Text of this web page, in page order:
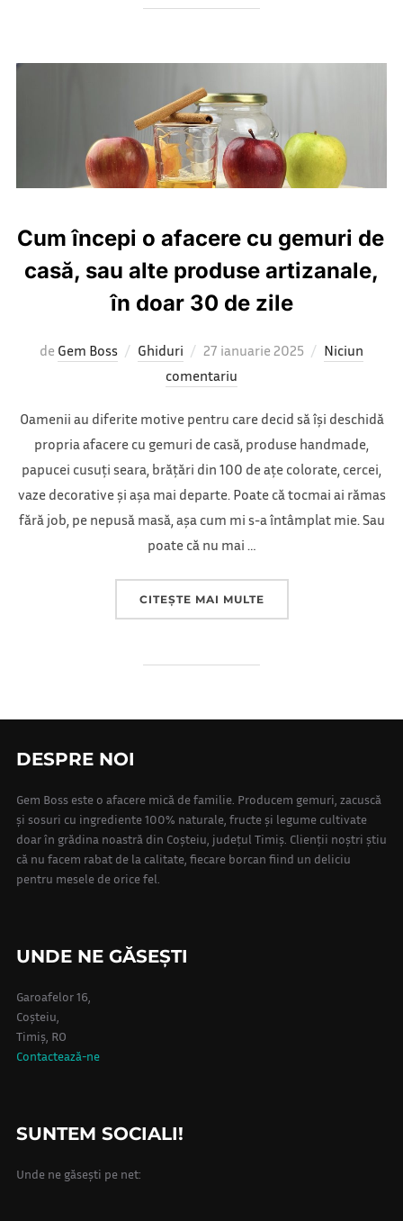
Cum începi o afacere cu gemuri de
casă, sau alte produse artizanale,
în doar 30 de zile
de Gem Boss Ghiduri
Publicat
pe
27 ianuarie 2025
Niciun
comentariu
Oamenii au diferite motive pentru care decid să își deschidă
propria afacere cu gemuri de casă, produse handmade,
papucei cusuți seara, brățări din 100 de ațe colorate, cercei,
vaze decorative și așa mai departe. Poate că tocmai ai rămas
fără job, pe nepusă masă, așa cum mi s-a întâmplat mie. Sau
poate că nu mai …
CITEȘTE MAI MULTE„CUM ÎNCEPI O
DESPRE NOI
Gem Boss este o afacere mică de familie. Producem gemuri, zacuscă
și sosuri cu ingrediente 100% naturale, fructe și legume cultivate
doar în grădina noastră din Coșteiu, județul Timiș. Clienții noștri știu
că nu facem rabat de la calitate, fiecare borcan fiind un deliciu
pentru mesele de orice fel.
UNDE NE GĂSEȘTI
Garoafelor 16,
Coșteiu,
Timiș, RO
Contactează-ne
SUNTEM SOCIALI!
Unde ne găsești pe net: